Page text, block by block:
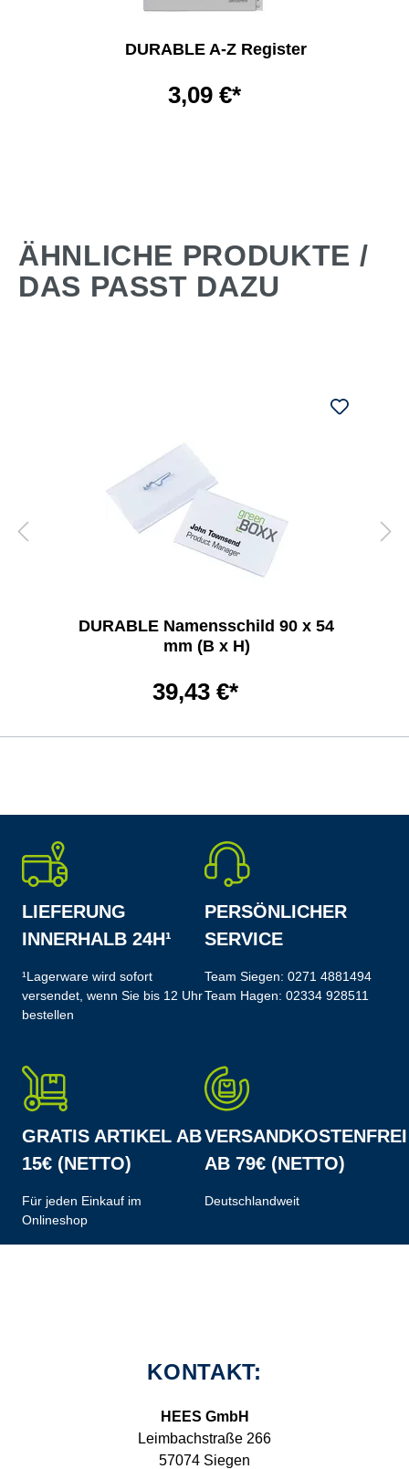
DURABLE A-Z Register
3,09 €*
ÄHNLICHE PRODUKTE /
DAS PASST DAZU
DURABLE Namensschild 90 x 54
mm (B x H)
39,43 €*
LIEFERUNG
INNERHALB 24H¹
¹Lagerware wird sofort
versendet, wenn Sie bis 12 Uhr
bestellen
PERSÖNLICHER
SERVICE
Team Siegen: 0271 4881494
Team Hagen: 02334 928511
GRATIS ARTIKEL AB
15€ (NETTO)
Für jeden Einkauf im
Onlineshop
VERSANDKOSTENFREI
AB 79€ (NETTO)
Deutschlandweit
KONTAKT:
HEES GmbH
Leimbachstraße 266
57074 Siegen